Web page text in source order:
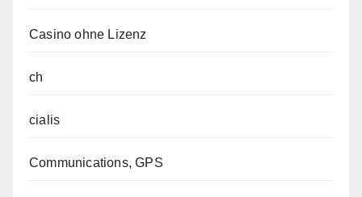
Casino ohne Lizenz
ch
cialis
Communications, GPS